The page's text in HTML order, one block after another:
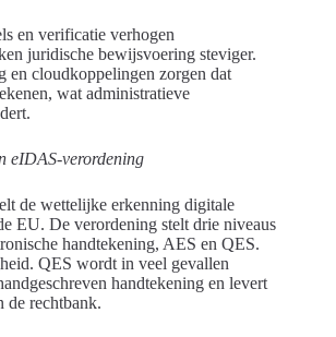
en verificatie verhogen
juridische bewijsvoering steviger.
en cloudkoppelingen zorgen dat
wat administratieve
eIDAS-verordening
de wettelijke erkenning digitale
EU. De verordening stelt drie niveaus
handtekening, AES en QES.
QES wordt in veel gevallen
handtekening en levert
de rechtbank.